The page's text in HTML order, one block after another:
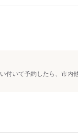
付いて予約したら、市内